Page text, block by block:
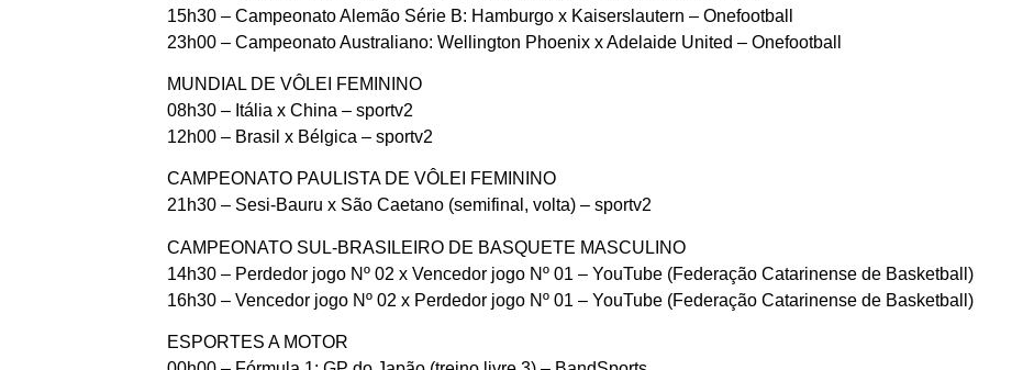
15h30 – Campeonato Alemão Série B: Hamburgo x Kaiserslautern – Onefootball
23h00 – Campeonato Australiano: Wellington Phoenix x Adelaide United – Onefootball
MUNDIAL DE VÔLEI FEMININO
08h30 – Itália x China – sportv2
12h00 – Brasil x Bélgica – sportv2
CAMPEONATO PAULISTA DE VÔLEI FEMININO
21h30 – Sesi-Bauru x São Caetano (semifinal, volta) – sportv2
CAMPEONATO SUL-BRASILEIRO DE BASQUETE MASCULINO
14h30 – Perdedor jogo Nº 02 x Vencedor jogo Nº 01 – YouTube (Federação Catarinense de Basketball)
16h30 – Vencedor jogo Nº 02 x Perdedor jogo Nº 01 – YouTube (Federação Catarinense de Basketball)
ESPORTES A MOTOR